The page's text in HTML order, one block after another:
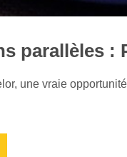
parallèles :
une vraie